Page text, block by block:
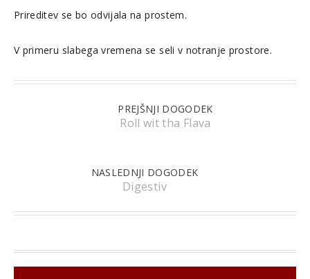
Prireditev se bo odvijala na prostem.
V primeru slabega vremena se seli v notranje prostore.
PREJŠNJI DOGODEK
Roll wit tha Flava
NASLEDNJI DOGODEK
Digestiv